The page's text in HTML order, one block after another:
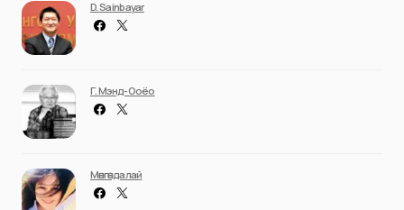
D. Sainbayar
Г. Мэнд-Ооёо
Мөнгөндалай